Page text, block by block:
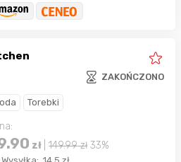
ZAKOŃCZONO
Torebki
zł 149.99zł 33%